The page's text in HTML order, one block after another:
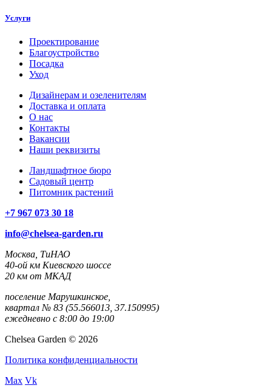
Услуги
Проектирование
Благоустройство
Посадка
Уход
Дизайнерам и озеленителям
Доставка и оплата
О нас
Контакты
Вакансии
Наши реквизиты
Ландшафтное бюро
Садовый центр
Питомник растений
+7 967 073 30 18
info@chelsea-garden.ru
Москва, ТиНАО
40-ой км Киевского шоссе
20 км от МКАД
поселение Марушкинское,
квартал № 83 (55.566013, 37.150995)
ежедневно с 8:00 до 19:00
Chelsea Garden © 2026
Политика конфиденциальности
Max Vk